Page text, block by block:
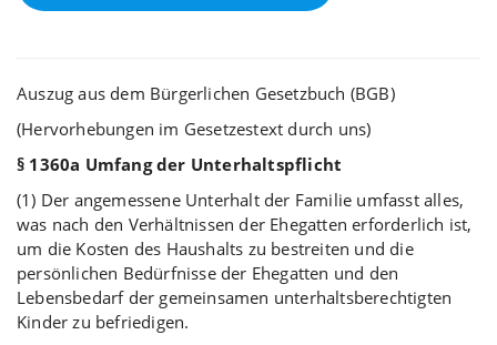
Auszug aus dem Bürgerlichen Gesetzbuch (BGB)
(Hervorhebungen im Gesetzestext durch uns)
§ 1360a Umfang der Unterhaltspflicht
(1) Der angemessene Unterhalt der Familie umfasst alles,
was nach den Verhältnissen der Ehegatten erforderlich ist,
um die Kosten des Haushalts zu bestreiten und die
persönlichen Bedürfnisse der Ehegatten und den
Lebensbedarf der gemeinsamen unterhaltsberechtigten
Kinder zu befriedigen.